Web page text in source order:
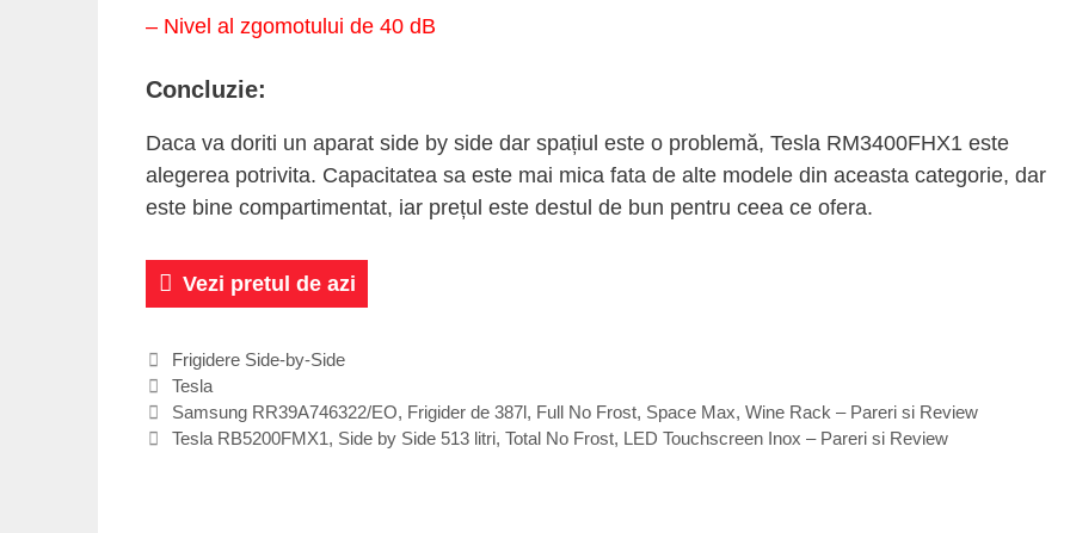
– Nivel al zgomotului de 40 dB
Concluzie:
Daca va doriti un aparat side by side dar spațiul este o problemă, Tesla RM3400FHX1 este
alegerea potrivita. Capacitatea sa este mai mica fata de alte modele din aceasta categorie, dar
este bine compartimentat, iar prețul este destul de bun pentru ceea ce ofera.
Vezi pretul de azi
Categories
Frigidere Side-by-Side
Tags
Tesla
Post
navigation
Samsung RR39A746322/EO, Frigider de 387l, Full No Frost, Space Max, Wine Rack – Pareri si Review
Tesla RB5200FMX1, Side by Side 513 litri, Total No Frost, LED Touchscreen Inox – Pareri si Review